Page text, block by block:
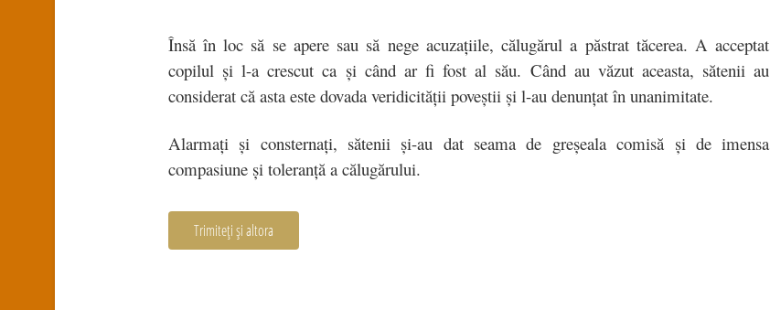
Însă în loc să se apere sau să nege acuzaţiile, călugărul a păstrat tăcerea. A acceptat
copilul şi l-a crescut ca şi când ar fi fost al său. Când au văzut aceasta, sătenii au
considerat că asta este dovada veridicităţii poveştii şi l-au denunţat în unanimitate.
Alarmați și consternați, sătenii și-au dat seama de greșeala comisă și de imensa
compasiune și toleranță a călugărului.
Trimiteți și altora